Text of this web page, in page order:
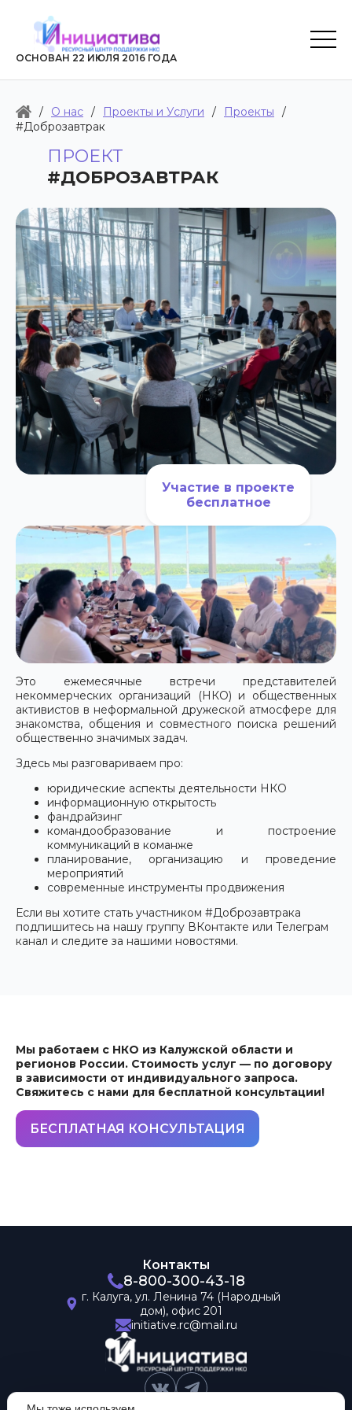
ОСНОВАН 22 ИЮЛЯ 2016 ГОДА
/ О нас / Проекты и Услуги / Проекты
/
#Доброзавтрак
ПРОЕКТ
#ДОБРОЗАВТРАК
Участие в проекте
бесплатное
Это ежемесячные встречи представителей
некоммерческих организаций (НКО) и общественных
активистов в неформальной дружеской атмосфере для
знакомства, общения и совместного поиска решений
общественно значимых задач.
Здесь мы разговариваем про:
юридические аспекты деятельности НКО
информационную открытость
фандрайзинг
командообразование и построение
коммуникаций в команже
планирование, организацию и проведение
мероприятий
современные инструменты продвижения
Если вы хотите стать участником #Доброзавтрака
подпишитесь на нашу группу ВКонтакте или Телеграм
канал и следите за нашими новостями.
Мы работаем с НКО из Калужской области и
регионов России. Стоимость услуг — по договору
в зависимости от индивидуального запроса.
Свяжитесь с нами для бесплатной консультации!
БЕСПЛАТНАЯ КОНСУЛЬТАЦИЯ
Контакты
8-800-300-43-18
г. Калуга, ул. Ленина 74 (Народный
дом), офис 201
initiative.rc@mail.ru